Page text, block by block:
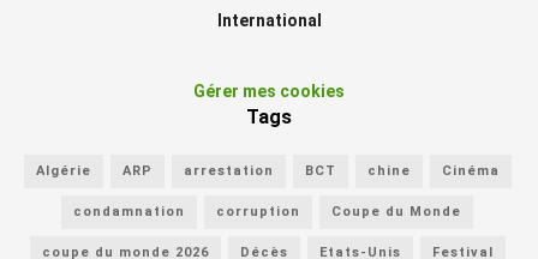
International
Gérer mes cookies
Tags
Algérie ARP arrestation BCT chine Cinéma
condamnation corruption Coupe du Monde
coupe du monde 2026 Décès Etats-Unis Festival